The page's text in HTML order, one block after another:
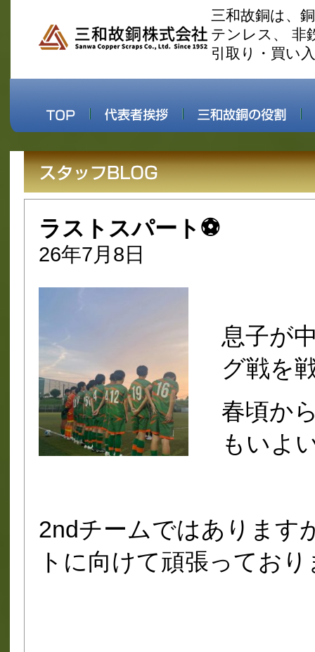
三和故銅は、
テンレス、 非
引取り・買い
ラストスパート⚽
26年7月8日
息子が
グ戦を
春頃か
もいよ
2ndチームではあります
トに向けて頑張ってお